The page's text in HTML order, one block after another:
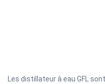
Les distillateur à eau GFL